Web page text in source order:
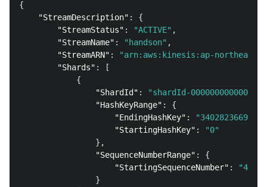
{
"StreamDescription" :
{
"StreamStatus" : "ACTIVE" ,
"StreamName" : "handson" ,
"StreamARN" :
"arn:aws:kinesis:ap-northeast-
"Shards" :
[
{
"ShardId" : "shardId-000000000000"
"HashKeyRange" :
{
"EndingHashKey" :
"StartingHashKey" :
"0"
},
"SequenceNumberRange" :
{
"StartingSequenceNumber" :
}